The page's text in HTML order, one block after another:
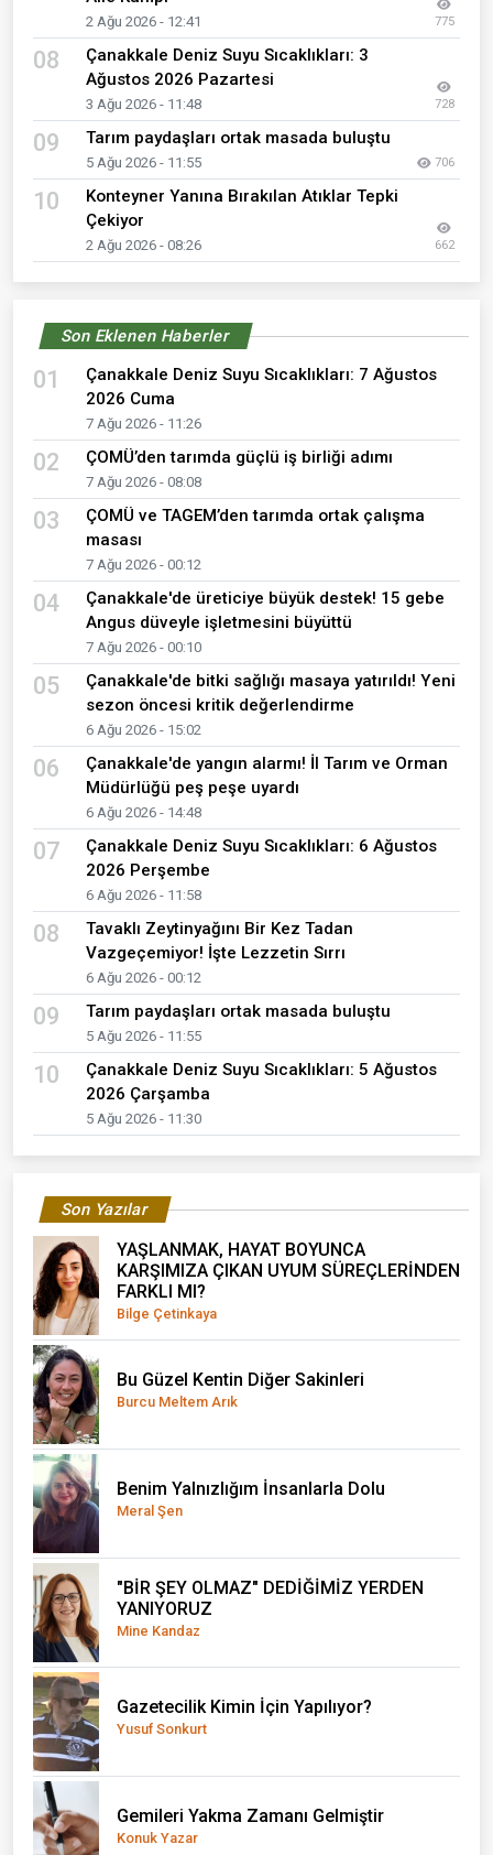
2 Ağu 2026 - 12:41 775
08
Çanakkale Deniz Suyu Sıcaklıkları: 3
Ağustos 2026 Pazartesi
3 Ağu 2026 - 11:48 728
09 Tarım paydaşları ortak masada buluştu
5 Ağu 2026 - 11:55 706
10
Konteyner Yanına Bırakılan Atıklar Tepki
Çekiyor
2 Ağu 2026 - 08:26 662
Son Eklenen Haberler
01
Çanakkale Deniz Suyu Sıcaklıkları: 7 Ağustos
2026 Cuma
7 Ağu 2026 - 11:26
02 ÇOMÜ’den tarımda güçlü iş birliği adımı
7 Ağu 2026 - 08:08
03
ÇOMÜ ve TAGEM’den tarımda ortak çalışma
masası
7 Ağu 2026 - 00:12
04
Çanakkale'de üreticiye büyük destek! 15 gebe
Angus düveyle işletmesini büyüttü
7 Ağu 2026 - 00:10
05
Çanakkale'de bitki sağlığı masaya yatırıldı! Yeni
sezon öncesi kritik değerlendirme
6 Ağu 2026 - 15:02
06
Çanakkale'de yangın alarmı! İl Tarım ve Orman
Müdürlüğü peş peşe uyardı
6 Ağu 2026 - 14:48
07
Çanakkale Deniz Suyu Sıcaklıkları: 6 Ağustos
2026 Perşembe
6 Ağu 2026 - 11:58
08
Tavaklı Zeytinyağını Bir Kez Tadan
Vazgeçemiyor! İşte Lezzetin Sırrı
6 Ağu 2026 - 00:12
09 Tarım paydaşları ortak masada buluştu
5 Ağu 2026 - 11:55
10
Çanakkale Deniz Suyu Sıcaklıkları: 5 Ağustos
2026 Çarşamba
5 Ağu 2026 - 11:30
Son Yazılar
YAŞLANMAK, HAYAT BOYUNCA
KARŞIMIZA ÇIKAN UYUM SÜREÇLERİNDEN
FARKLI MI?
Bilge Çetinkaya
Bu Güzel Kentin Diğer Sakinleri
Burcu Meltem Arık
Benim Yalnızlığım İnsanlarla Dolu
Meral Şen
"BİR ŞEY OLMAZ" DEDİĞİMİZ YERDEN
YANIYORUZ
Mine Kandaz
Gazetecilik Kimin İçin Yapılıyor?
Yusuf Sonkurt
Gemileri Yakma Zamanı Gelmiştir
Konuk Yazar